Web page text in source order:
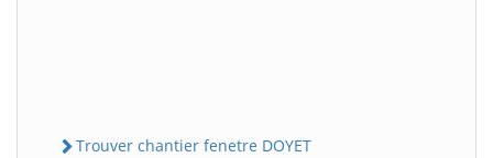
Trouver chantier fenetre DOYET